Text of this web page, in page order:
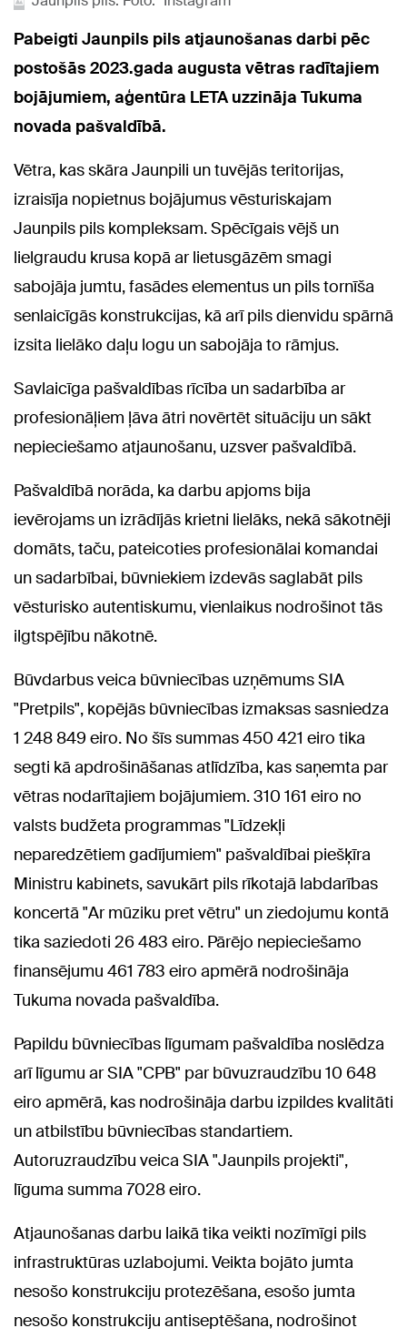
Pabeigti Jaunpils pils atjaunošanas darbi pēc
postošās 2023.gada augusta vētras radītajiem
bojājumiem, aģentūra LETA uzzināja Tukuma
novada pašvaldībā.
Vētra, kas skāra Jaunpili un tuvējās teritorijas,
izraisīja nopietnus bojājumus vēsturiskajam
Jaunpils pils kompleksam. Spēcīgais vējš un
lielgraudu krusa kopā ar lietusgāzēm smagi
sabojāja jumtu, fasādes elementus un pils tornīša
senlaicīgās konstrukcijas, kā arī pils dienvidu spārnā
izsita lielāko daļu logu un sabojāja to rāmjus.
Savlaicīga pašvaldības rīcība un sadarbība ar
profesionāļiem ļāva ātri novērtēt situāciju un sākt
nepieciešamo atjaunošanu, uzsver pašvaldībā.
Pašvaldībā norāda, ka darbu apjoms bija
ievērojams un izrādījās krietni lielāks, nekā sākotnēji
domāts, taču, pateicoties profesionālai komandai
un sadarbībai, būvniekiem izdevās saglabāt pils
vēsturisko autentiskumu, vienlaikus nodrošinot tās
ilgtspējību nākotnē.
Būvdarbus veica būvniecības uzņēmums SIA
"Pretpils", kopējās būvniecības izmaksas sasniedza
1 248 849 eiro. No šīs summas 450 421 eiro tika
segti kā apdrošināšanas atlīdzība, kas saņemta par
vētras nodarītajiem bojājumiem. 310 161 eiro no
valsts budžeta programmas "Līdzekļi
neparedzētiem gadījumiem" pašvaldībai piešķīra
Ministru kabinets, savukārt pils rīkotajā labdarības
koncertā "Ar mūziku pret vētru" un ziedojumu kontā
tika saziedoti 26 483 eiro. Pārējo nepieciešamo
finansējumu 461 783 eiro apmērā nodrošināja
Tukuma novada pašvaldība.
Papildu būvniecības līgumam pašvaldība noslēdza
arī līgumu ar SIA "CPB" par būvuzraudzību 10 648
eiro apmērā, kas nodrošināja darbu izpildes kvalitāti
un atbilstību būvniecības standartiem.
Autoruzraudzību veica SIA "Jaunpils projekti",
līguma summa 7028 eiro.
Atjaunošanas darbu laikā tika veikti nozīmīgi pils
infrastruktūras uzlabojumi. Veikta bojāto jumta
nesošo konstrukciju protezēšana, esošo jumta
nesošo konstrukciju antiseptēšana, nodrošinot